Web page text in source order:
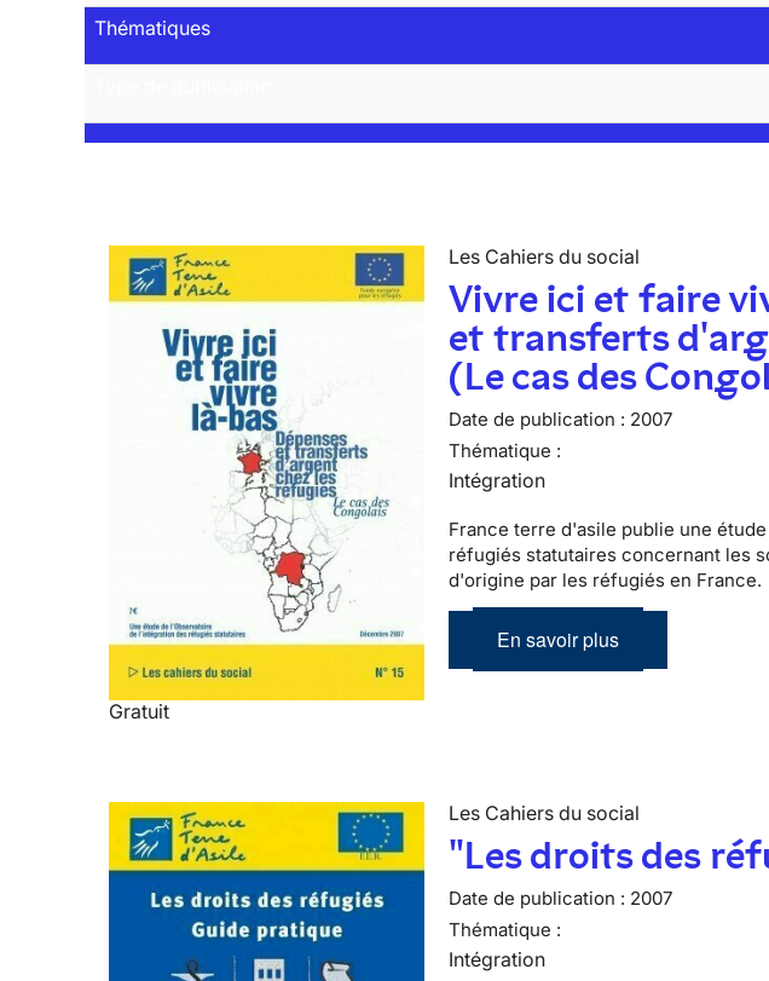
Thématiques
Gratuit
Les Cahiers du social
Vivre ici et faire
et transferts
(Le cas des
Date de publication : 2007
Thématique :
Intégration
France terre d'asile publie une
réfugiés statutaires concernant les
d'origine par les réfugiés en France.
En savoir plus
Les Cahiers du social
"Les droits des
Date de publication : 2007
Thématique :
Intégration